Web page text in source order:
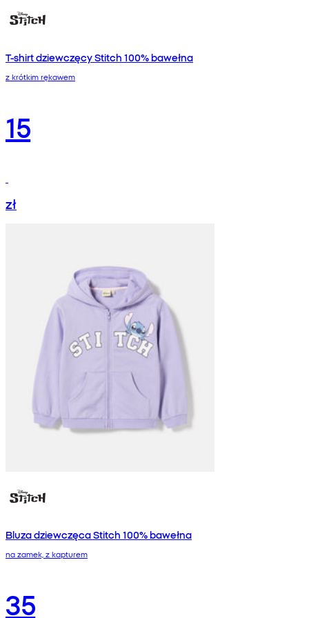
T-shirt dziewczęcy Stitch 100% bawełna
z krótkim rękawem
15
zł
Bluza dziewczęca Stitch 100% bawełna
na zamek, z kapturem
35